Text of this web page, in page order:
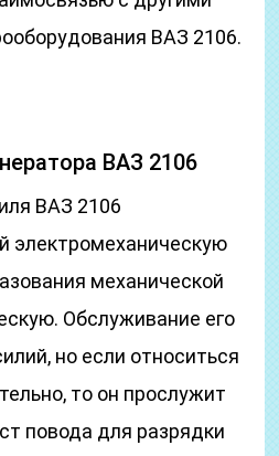
ВАЗ 2106.
ВАЗ 2106
ВАЗ 2106
электромеханическую
механической
Обслуживание его
но если относиться
то он прослужит
повода для разрядки